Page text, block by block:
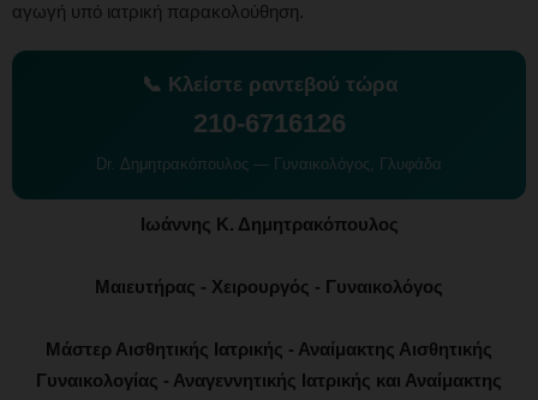
αγωγή υπό ιατρική παρακολούθηση.
📞 Κλείστε ραντεβού τώρα
210-6716126
Dr. Δημητρακόπουλος — Γυναικολόγος, Γλυφάδα
Ιωάννης Κ. Δημητρακόπουλος
Μαιευτήρας - Χειρουργός - Γυναικολόγος
Μάστερ Αισθητικής Ιατρικής - Αναίμακτης Αισθητικής
Γυναικολογίας - Αναγεννητικής Ιατρικής και Αναίμακτης